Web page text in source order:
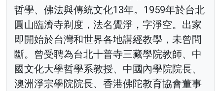
哲學、佛法與傳統文化13年。1959年於台北
圓山臨濟寺剃度，法名覺淨，字淨空。出家
即開始於台灣和世界各地講經教學，未曾間
斷。曾受聘為台北十普寺三藏學院教師、中
國文化大學哲學系教授、中國內學院院長、
澳洲淨宗學院院長、香港佛陀教育協會董事